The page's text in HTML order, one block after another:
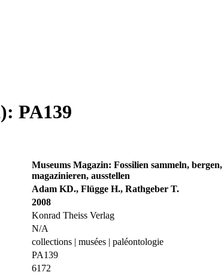
PA139
Museums Magazin: Fossilien sammeln,
magazinieren, ausstellen
Adam KD., Flügge H., Rathgeber T.
2008
Konrad Theiss Verlag
N/A
collections | musées | paléontologie
PA139
6172